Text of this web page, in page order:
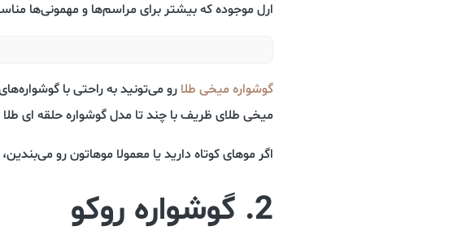
ارل موجوده که بیشتر برای مراسم‌ها و مهمونی‌ها
گوشواره میخی طلا رو می‌تونید به راحتی با
میخی طلای ظریف با چند تا مدل گوشواره حلقه ای طلا
اگر موهای کوتاه دارید یا معمولا موهاتون رو
2. گوشواره روکو